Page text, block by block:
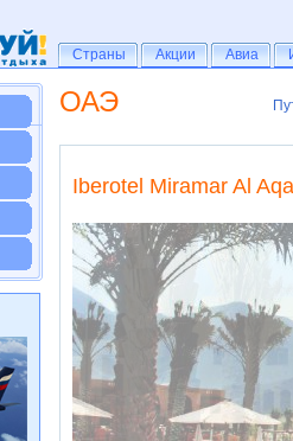
ОАЭ
Iberotel Miramar Al
Страны
Страны Акции
Акции Авиа
Авиа